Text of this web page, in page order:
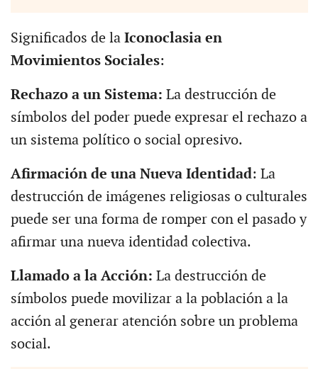
Significados de laIconoclasia en
Movimientos Sociales:
Rechazo a un Sistema: La destrucción de
símbolos del poder puede expresar el rechazo a
un sistema político o social opresivo.
Afirmación de una Nueva Identidad: La
destrucción de imágenes religiosas o culturales
puede ser una forma de romper con el pasado y
afirmar una nueva identidad colectiva.
Llamado a la Acción: La destrucción de
símbolos puede movilizar a la población a la
acción al generar atención sobre un problema
social.